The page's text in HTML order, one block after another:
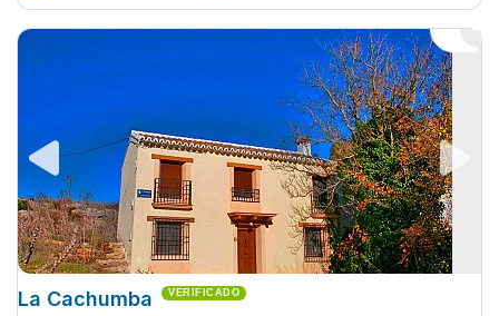
La Cachumba VERIFICADO